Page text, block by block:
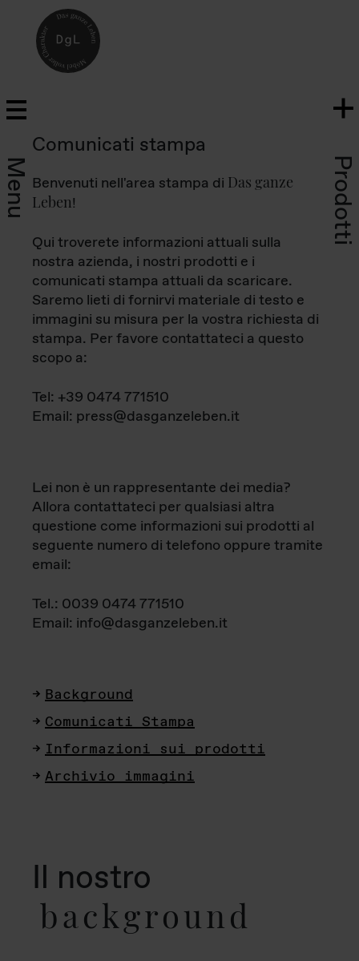
Menu Prodotti
Comunicati stampa
Benvenuti nell'area stampa di Das ganze
Leben!
Qui troverete informazioni attuali sulla
nostra azienda, i nostri prodotti e i
comunicati stampa attuali da scaricare.
Saremo lieti di fornirvi materiale di testo e
immagini su misura per la vostra richiesta di
stampa. Per favore contattateci a questo
scopo a:
Tel: +39 0474 771510
Email: press@dasganzeleben.it
Lei non è un rappresentante dei media?
Allora contattateci per qualsiasi altra
questione come informazioni sui prodotti al
seguente numero di telefono oppure tramite
email:
Tel.: 0039 0474 771510
Email: info@dasganzeleben.it
Background
Comunicati Stampa
Informazioni sui prodotti
Archivio immagini
Il nostro
background